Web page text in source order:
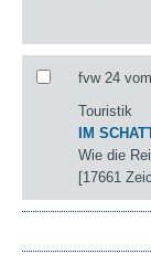
fvw 24
Touristik
IM
Wie die
[17661